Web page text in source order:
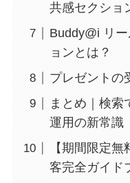
共感セクショ
Buddy@i リ
ョンとは？
プレゼントの
まとめ｜検索
運用の新常識
【期間限定
客完全ガイド